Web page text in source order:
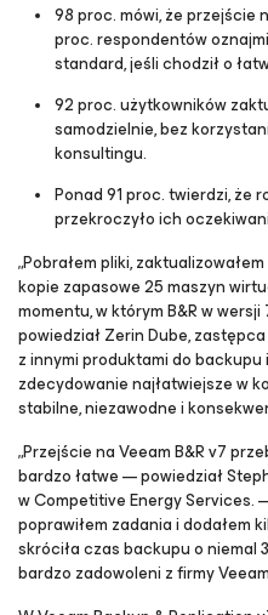
98 proc. mówi, że przejście
proc. respondentów
standard, jeśli chodził o
92 proc. użytkowników
samodzielnie, bez
konsultingu.
Ponad 91 proc. twierdzi, że
przekroczyło ich
„Pobrałem pliki,
kopie zapasowe 25 maszyn
momentu, w którym B&R w
powiedział Zerin Dube,
z innymi produktami do
zdecydowanie najłatwiejsze w
stabilne, niezawodne i
„Przejście na Veeam B&R v7
bardzo łatwe — powiedział
w Competitive Energy
poprawiłem zadania i dodałem
skróciła czas backupu o niemal
bardzo zadowoleni z firmy